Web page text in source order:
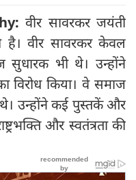
वीर सावरकर जयंती
है। वीर सावरकर केवल
सुधारक भी थे। उन्होंने
किया। वे समाज
उन्होंने कई पुस्तकें और
और स्वतंत्रता की